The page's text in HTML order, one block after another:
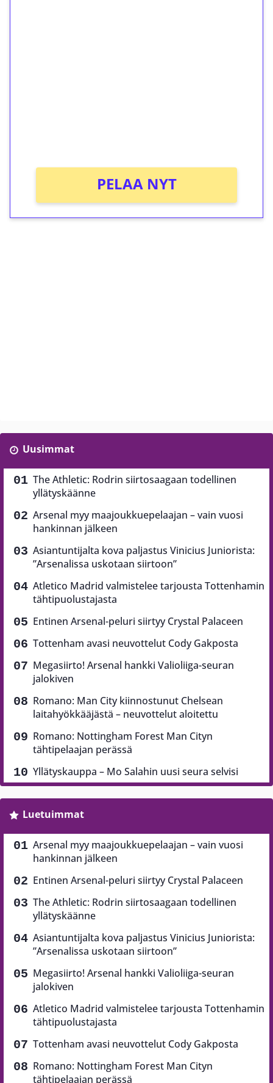
PELAA NYT
Uusimmat
The Athletic: Rodrin siirtosaagaan todellinen
yllätyskäänne
Arsenal myy maajoukkuepelaajan – vain vuosi
hankinnan jälkeen
Asiantuntijalta kova paljastus Vinicius Juniorista:
”Arsenalissa uskotaan siirtoon”
Atletico Madrid valmistelee tarjousta Tottenhamin
tähtipuolustajasta
Entinen Arsenal-peluri siirtyy Crystal Palaceen
Tottenham avasi neuvottelut Cody Gakposta
Megasiirto! Arsenal hankki Valioliiga-seuran
jalokiven
Romano: Man City kiinnostunut Chelsean
laitahyökkääjästä – neuvottelut aloitettu
Romano: Nottingham Forest Man Cityn
tähtipelaajan perässä
Yllätyskauppa – Mo Salahin uusi seura selvisi
Luetuimmat
Arsenal myy maajoukkuepelaajan – vain vuosi
hankinnan jälkeen
Entinen Arsenal-peluri siirtyy Crystal Palaceen
The Athletic: Rodrin siirtosaagaan todellinen
yllätyskäänne
Asiantuntijalta kova paljastus Vinicius Juniorista:
”Arsenalissa uskotaan siirtoon”
Megasiirto! Arsenal hankki Valioliiga-seuran
jalokiven
Atletico Madrid valmistelee tarjousta Tottenhamin
tähtipuolustajasta
Tottenham avasi neuvottelut Cody Gakposta
Romano: Nottingham Forest Man Cityn
tähtipelaajan perässä